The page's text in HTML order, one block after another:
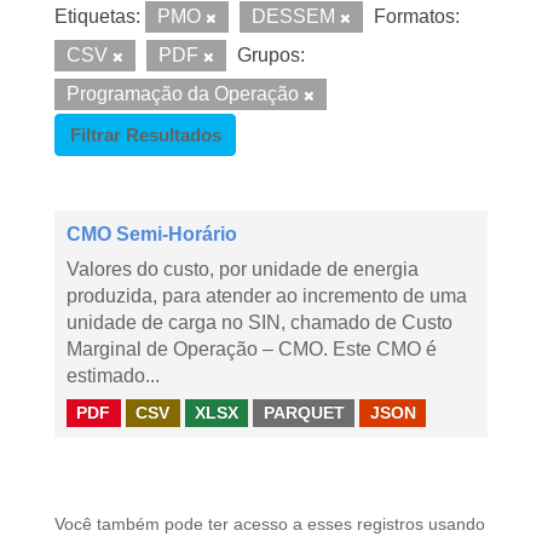
Etiquetas: PMO DESSEM
Formatos:
CSV
PDF
Grupos:
Programação da Operação
Filtrar Resultados
CMO Semi-Horário
Valores do custo, por unidade de energia
produzida, para atender ao incremento de uma
unidade de carga no SIN, chamado de Custo
Marginal de Operação – CMO. Este CMO é
estimado...
PDF CSV XLSX PARQUET JSON
Você também pode ter acesso a esses registros usando